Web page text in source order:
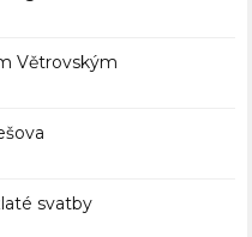
Větrovským
svatby